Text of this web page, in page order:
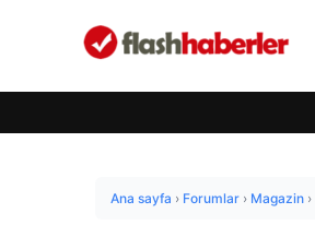
Ana sayfa › Forumlar › Magazin ›